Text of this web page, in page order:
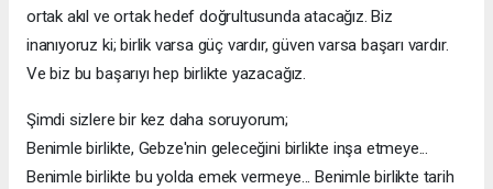
ortak akıl ve ortak hedef doğrultusunda atacağız. Biz
inanıyoruz ki; birlik varsa güç vardır, güven varsa başarı vardır.
Ve biz bu başarıyı hep birlikte yazacağız.
Şimdi sizlere bir kez daha soruyorum;
Benimle birlikte, Gebze'nin geleceğini birlikte inşa etmeye...
Benimle birlikte bu yolda emek vermeye... Benimle birlikte tarih